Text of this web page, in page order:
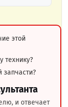
этой
технику?
и отвечает